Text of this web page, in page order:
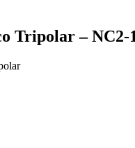
Tripolar – NC2-